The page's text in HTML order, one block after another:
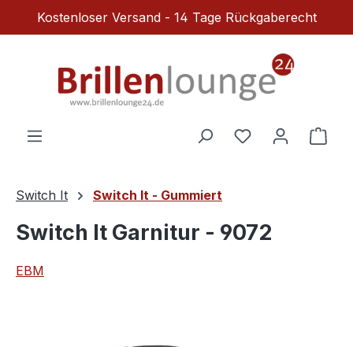
Zum Hauptinhalt springen
Kostenloser Versand - 14 Tage Rückgaberecht
Du hast 0
Switch It Switch It - Gummiert
Switch It Garnitur - 9072
EBM